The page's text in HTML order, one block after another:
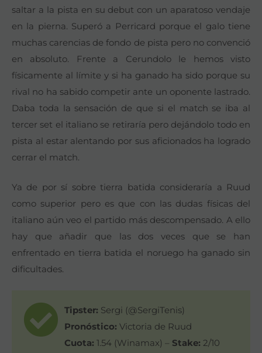
saltar a la pista en su debut con un aparatoso vendaje
en la pierna. Superó a Perricard porque el galo tiene
muchas carencias de fondo de pista pero no convenció
en absoluto. Frente a Cerundolo le hemos visto
físicamente al límite y si ha ganado ha sido porque su
rival no ha sabido competir ante un oponente lastrado.
Daba toda la sensación de que si el match se iba al
tercer set el italiano se retiraría pero dejándolo todo en
pista al estar alentando por sus aficionados ha logrado
cerrar el match.
Ya de por sí sobre tierra batida consideraría a Ruud
como superior pero es que con las dudas físicas del
italiano aún veo el partido más descompensado. A ello
hay que añadir que las dos veces que se han
enfrentado en tierra batida el noruego ha ganado sin
dificultades.
Tipster: Sergi (@SergiTenis)
Pronóstico: Victoria de Ruud
Cuota: 1.54 (Winamax) – Stake: 2/10